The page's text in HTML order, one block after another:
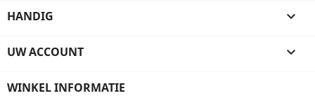
HANDIG 
UW ACCOUNT 
WINKEL INFORMATIE